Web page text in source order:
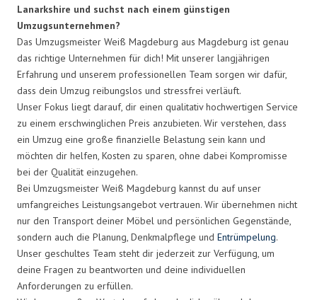
Lanarkshire und suchst nach einem günstigen
Umzugsunternehmen?
Das Umzugsmeister Weiß Magdeburg aus Magdeburg ist genau
das richtige Unternehmen für dich! Mit unserer langjährigen
Erfahrung und unserem professionellen Team sorgen wir dafür,
dass dein Umzug reibungslos und stressfrei verläuft.
Unser Fokus liegt darauf, dir einen qualitativ hochwertigen Service
zu einem erschwinglichen Preis anzubieten. Wir verstehen, dass
ein Umzug eine große finanzielle Belastung sein kann und
möchten dir helfen, Kosten zu sparen, ohne dabei Kompromisse
bei der Qualität einzugehen.
Bei Umzugsmeister Weiß Magdeburg kannst du auf unser
umfangreiches Leistungsangebot vertrauen. Wir übernehmen nicht
nur den Transport deiner Möbel und persönlichen Gegenstände,
sondern auch die Planung, Denkmalpflege und Entrümpelung.
Unser geschultes Team steht dir jederzeit zur Verfügung, um
deine Fragen zu beantworten und deine individuellen
Anforderungen zu erfüllen.